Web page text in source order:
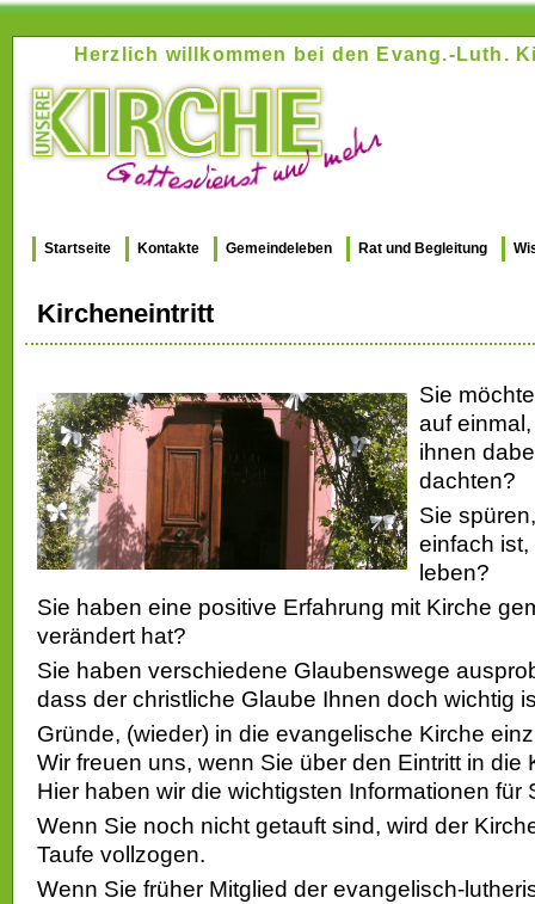
Herzlich willkommen bei den Evang.-Luth.
Startseite Kontakte Gemeindeleben Rat und Begleitung
Kircheneintritt
Sie
auf
ihnen
dachten?
Sie
einfach
leben?
Sie haben eine positive Erfahrung mit Kirche
verändert hat?
Sie haben verschiedene Glaubenswege
dass der christliche Glaube Ihnen doch wichtig
Gründe, (wieder) in die evangelische Kirche
Wir freuen uns, wenn Sie über den Eintritt in die
Hier haben wir die wichtigsten Informationen für
Wenn Sie noch nicht getauft sind, wird der
Taufe vollzogen.
Wenn Sie früher Mitglied der evangelisch-